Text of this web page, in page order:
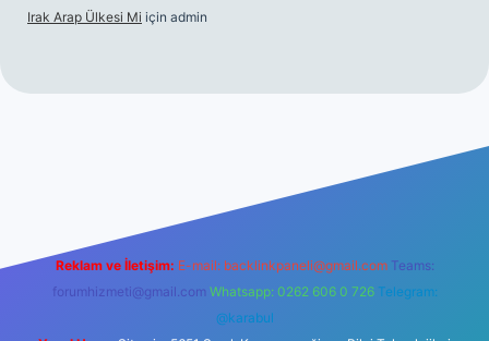
Irak Arap Ülkesi Mi için admin
Reklam ve İletişim: E-mail: backlinkpaneli@gmail.com Teams:
forumhizmeti@gmail.com Whatsapp: 0262 606 0 726 Telegram:
@karabul